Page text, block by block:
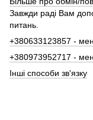
Завжди раді Вам
питань.
+380633123857 -
+380973952717 -
Інші способи зв'язку